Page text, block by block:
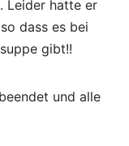
Leider hatte er
dass es bei
gibt!!
und alle